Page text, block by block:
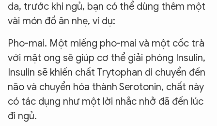
da, trước khi ngủ, bạn có thể dùng thêm một
vài món đồ ăn nhẹ, ví dụ:
Pho-mai. Một miếng pho-mai và một cốc trà
với mật ong sẽ giúp cơ thể giải phóng Insulin,
Insulin sẽ khiến chất Trytophan di chuyển đến
não và chuyển hóa thành Serotonin, chất này
có tác dụng như một lời nhắc nhở đã đến lúc
đi ngủ.